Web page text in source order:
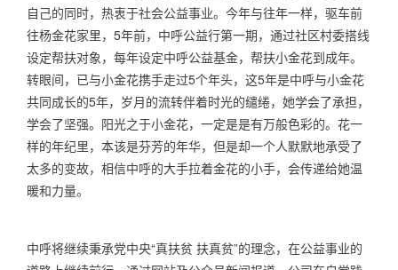
自己的同时，热衷于社会公益事业。今年与往年一样，驱车前
往杨金花家里， 5年前，中呼公益行第一期，通过社区村委搭线
设定帮扶对象，每年设定中呼公益基金，帮扶小金花到成年。
转眼间，已与小金花携手走过5个年头，这5年是中呼与小金花
共同成长的5年，岁月的流转伴着时光的缱绻，她学会了承担，
学会了坚强。阳光之于小金花，一定是是有万般色彩的。花一
样的年纪里，本该是芬芳的年华，但是却一个人默默地承受了
太多的变故，相信中呼的大手拉着金花的小手，会传递给她温
暖和力量。
中呼将继续秉承党中央“真扶贫 扶真贫”的理念，在公益事业的